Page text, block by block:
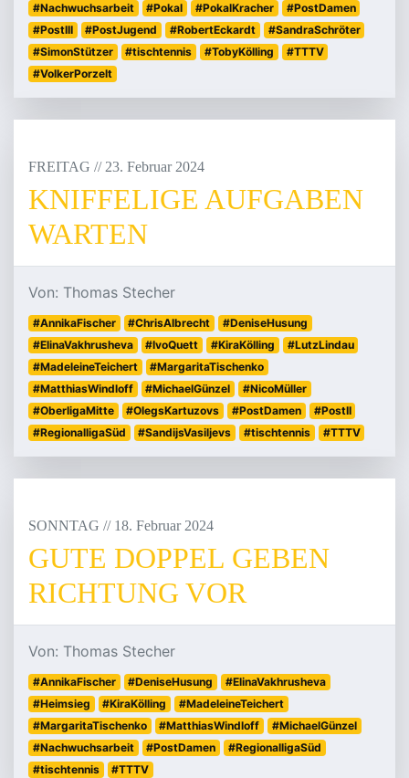
#Nachwuchsarbeit
#Pokal #PokalKracher
#PostDamen
#PostIII
#PostJugend #RobertEckardt
#SandraSchröter
#SimonStützer
#tischtennis #TobyKölling
#TTTV
#VolkerPorzelt
FREITAG // 23. Februar 2024
KNIFFELIGE AUFGABEN
WARTEN
Von: Thomas Stecher
#AnnikaFischer #ChrisAlbrecht
#DeniseHusung
#ElinaVakhrusheva
#IvoQuett #KiraKölling
#LutzLindau
#MadeleineTeichert
#MargaritaTischenko
#MatthiasWindloff
#MichaelGünzel
#NicoMüller
#OberligaMitte
#OlegsKartuzovs #PostDamen
#PostII
#RegionalligaSüd
#SandijsVasiljevs #tischtennis #TTTV
SONNTAG // 18. Februar 2024
GUTE DOPPEL GEBEN
RICHTUNG VOR
Von: Thomas Stecher
#AnnikaFischer #DeniseHusung
#ElinaVakhrusheva
#Heimsieg
#KiraKölling
#MadeleineTeichert
#MargaritaTischenko
#MatthiasWindloff
#MichaelGünzel
#Nachwuchsarbeit
#PostDamen
#RegionalligaSüd
#tischtennis
#TTTV